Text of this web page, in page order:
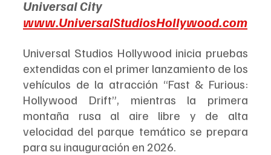
Universal City
www.UniversalStudiosHollywood.com
Universal Studios Hollywood inicia pruebas
extendidas con el primer lanzamiento de los
vehículos de la atracción “Fast & Furious:
Hollywood Drift”, mientras la primera
montaña rusa al aire libre y de alta
velocidad del parque temático se prepara
para su inauguración en 2026.